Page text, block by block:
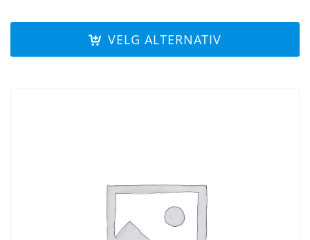
til
kr 1.290
VELG ALTERNATIV